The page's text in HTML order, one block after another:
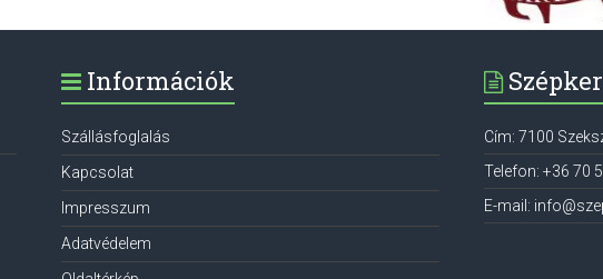
Információk
Szállásfoglalás
Kapcsolat
Impresszum
Adatvédelem
Cím: 7100
Telefon:+36 70
E-mail: